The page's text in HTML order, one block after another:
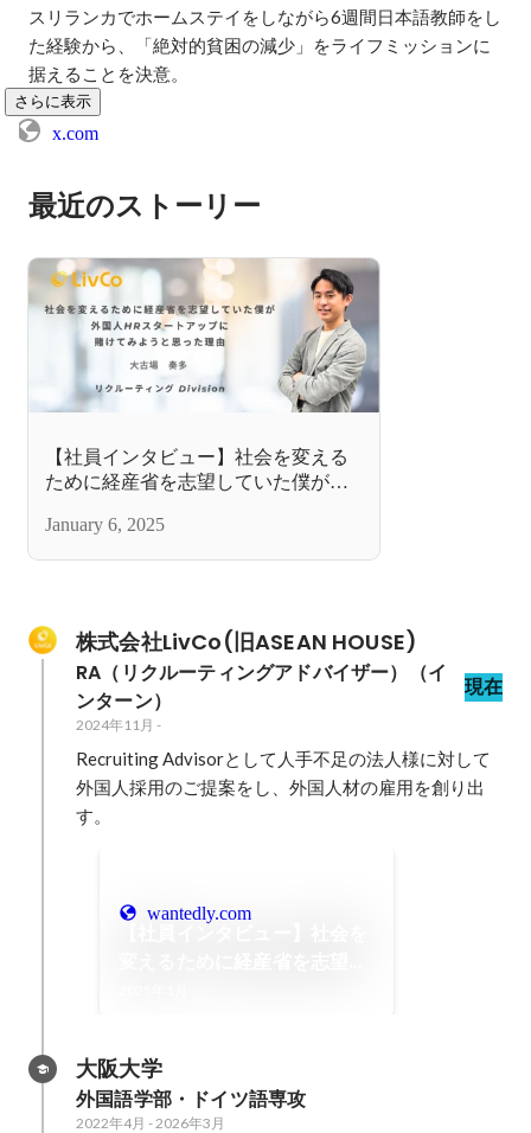
スリランカでホームステイをしながら6週間日本語教師をし
た経験から、「絶対的貧困の減少」をライフミッションに
据えることを決意。
さらに表示
x.com
最近のストーリー
【社員インタビュー】社会を変える
ために経産省を志望していた僕が、
ようと思った理由
January 6, 2025
株式会社LivCo(旧ASEAN HOUSE)
RA（リクルーティングアドバイザー）（イ
ンターン）
現在
2024年11月 -
Recruiting Advisorとして人手不足の法人様に対して
外国人採用のご提案をし、外国人材の雇用を創り出
す。
wantedly.com
大阪大学
外国語学部・ドイツ語専攻
2022年4月 - 2026年3月